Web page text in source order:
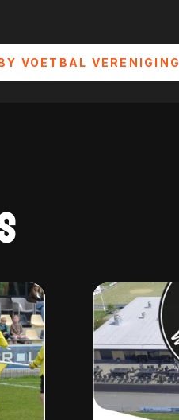
VOETBAL VERENIGING